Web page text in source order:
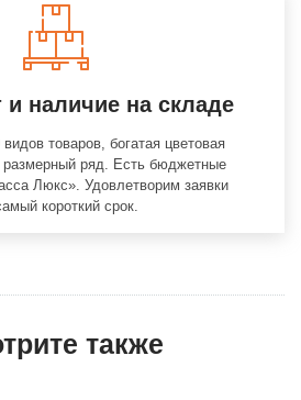
и наличие на складе
товаров, богатая цветовая
ряд. Есть бюджетные
Люкс». Удовлетворим заявки
короткий срок.
также